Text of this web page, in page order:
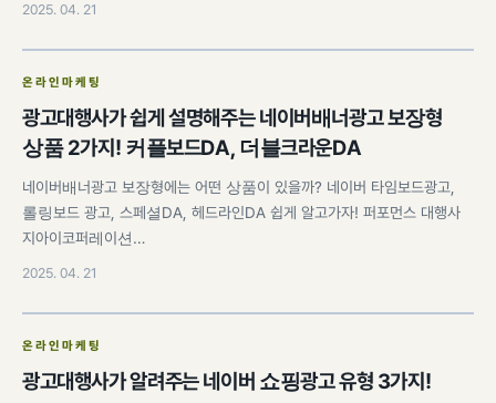
2025. 04. 21
온라인마케팅
광고대행사가 쉽게 설명해주는 네이버배너광고 보장형
상품 2가지! 커플보드DA, 더블크라운DA
네이버배너광고 보장형에는 어떤 상품이 있을까? 네이버 타임보드광고,
롤링보드 광고, 스페셜DA, 헤드라인DA 쉽게 알고가자! 퍼포먼스 대행사
지아이코퍼레이션…
2025. 04. 21
온라인마케팅
광고대행사가 알려주는 네이버 쇼핑광고 유형 3가지!